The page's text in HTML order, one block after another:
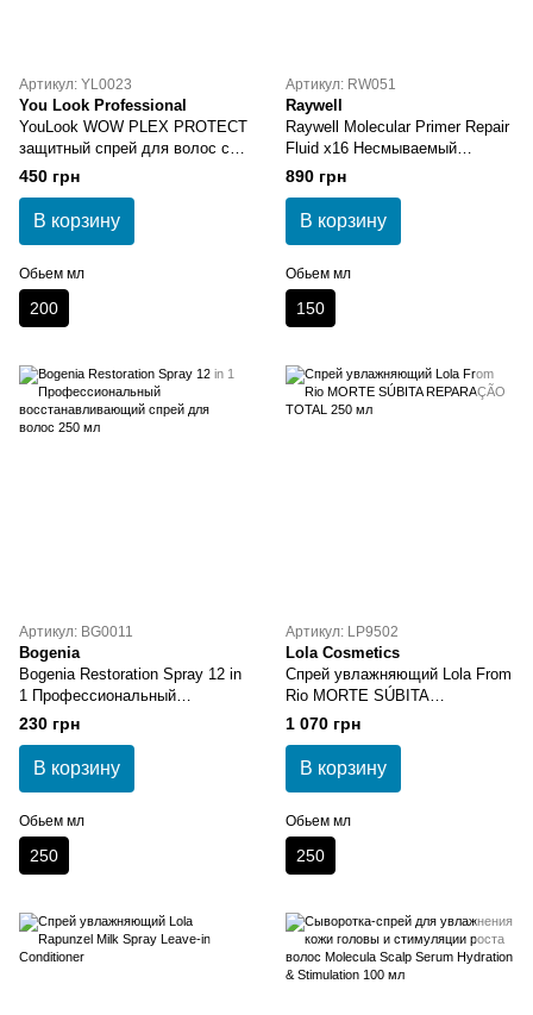
Артикул: YL0023
You Look Professional
YouLook WOW PLEX PROTECT
защитный спрей для волос с
маслом Марулы, Баобаба,
экстракт Ромашки 200 мл
450 грн
В корзину
Обьем мл
200
Артикул: RW051
Raywell
Raywell Molecular Primer Repair
Fluid x16 Несмываемый
молекулярный праймер
890 грн
В корзину
Обьем мл
150
Артикул: BG0011
Bogenia
Bogenia Restoration Spray 12 in
1 Профессиональный
восстанавливающий спрей для
волос 250 мл
230 грн
В корзину
Обьем мл
250
Артикул: LP9502
Lola Cosmetics
Спрей увлажняющий Lola From
Rio MORTE SÚBITA
REPARAÇÃO TOTAL 250 мл
1 070 грн
В корзину
Обьем мл
250